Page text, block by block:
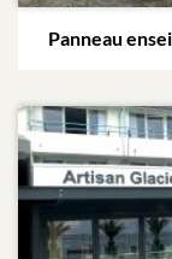
Panneau